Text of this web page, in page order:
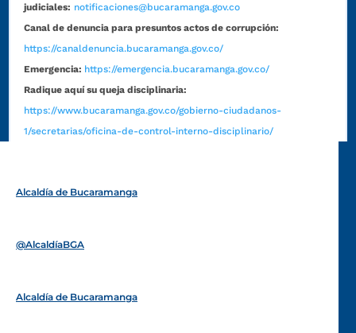
judiciales: notificaciones@bucaramanga.gov.co
Canal de denuncia para presuntos actos de corrupción:
https://canaldenuncia.bucaramanga.gov.co/
Emergencia: https://emergencia.bucaramanga.gov.co/
Radique aquí su queja disciplinaria:
https://www.bucaramanga.gov.co/gobierno-ciudadanos-
1/secretarias/oficina-de-control-interno-disciplinario/
Alcaldía de Bucaramanga
@AlcaldíaBGA
Alcaldía de Bucaramanga